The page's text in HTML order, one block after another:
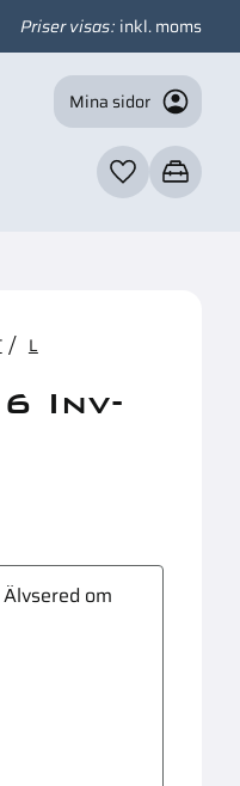
Priser visas inkl. moms
Mina sidor
Favoriter
Kundvagn
L
Inv-
om